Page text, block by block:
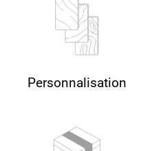
Personnalisation